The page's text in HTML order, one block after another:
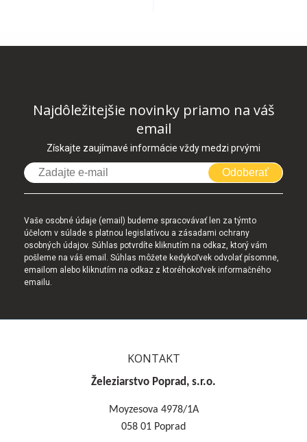
Najdôležitejšie novinky priamo na váš
email
Získajte zaujímavé informácie vždy medzi prvými
Odoberať
Vaše osobné údaje (email) budeme spracovávať len za týmto
účelom v súlade s platnou legislatívou a zásadami ochrany
osobných údajov. Súhlas potvrdíte kliknutím na odkaz, ktorý vám
pošleme na váš email. Súhlas môžete kedykoľvek odvolať písomne,
emailom alebo kliknutím na odkaz z ktoréhokoľvek informačného
emailu.
KONTAKT
Železiarstvo Poprad, s.r.o.
Moyzesova 4978/1A
058 01 Poprad